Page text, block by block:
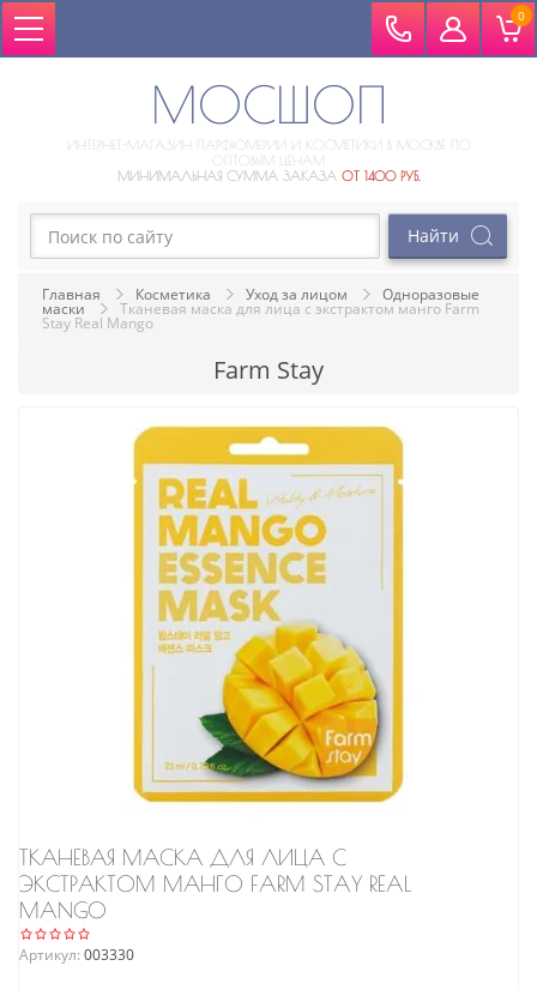
0
МОСШОП
ИНТЕРНЕТ-МАГАЗИН ПАРФЮМЕРИИ И КОСМЕТИКИ В МОСКВЕ ПО
ОПТОВЫМ ЦЕНАМ
МИНИМАЛЬНАЯ СУММА ЗАКАЗА ОТ 1400 РУБ.
Главная Косметика Уход за лицом Одноразовые
маски Тканевая маска для лица с экстрактом манго Farm
Stay Real Mango
Farm Stay
ТКАНЕВАЯ МАСКА ДЛЯ ЛИЦА С
ЭКСТРАКТОМ МАНГО FARM STAY REAL
MANGO
Артикул: 003330